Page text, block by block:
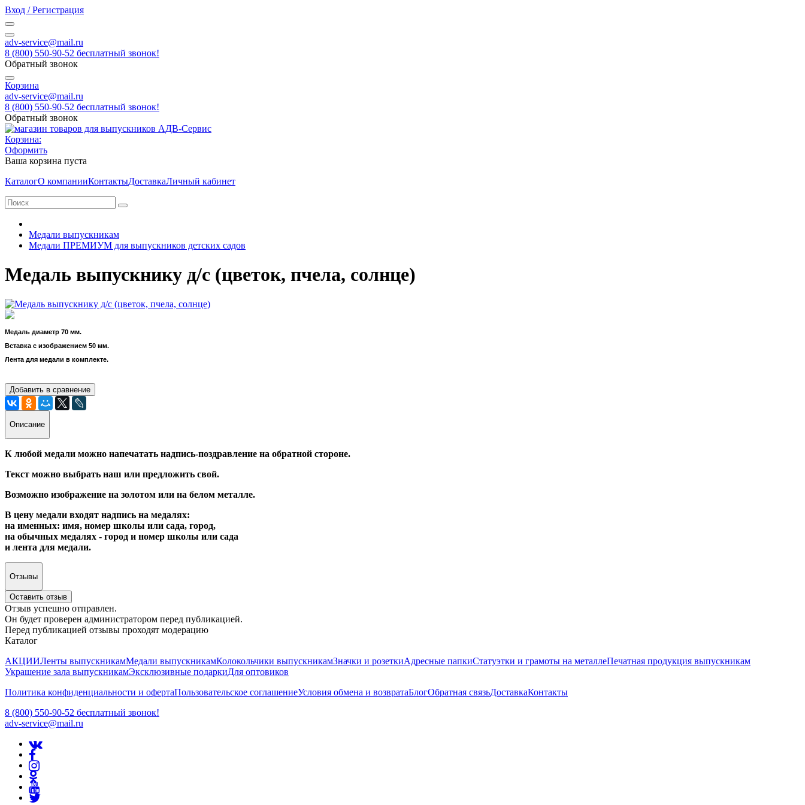
Вход / Регистрация
adv-service@mail.ru
8 (800) 550-90-52 бесплатный звонок!
Обратный звонок
Корзина
adv-service@mail.ru
8 (800) 550-90-52 бесплатный звонок!
Обратный звонок
Корзина:
Оформить
Ваша корзина пуста
КаталогО компанииКонтактыДоставкаЛичный кабинет
Медали выпускникам
Медали ПРЕМИУМ для выпускников детских садов
Медаль выпускнику д/с (цветок, пчела, солнце)
Медаль диаметр 70 мм.
Вставка с изображением 50 мм.
Лента для медали в комплекте.
Добавить в сравнение
Описание
К любой медали можно напечатать надпись-поздравление на обратной стороне.
Текст можно выбрать наш или предложить свой.
Возможно изображение на золотом или на белом металле.
В цену медали входят надпись на медалях:
на именных: имя, номер школы или сада, город,
на обычных медалях - город и номер школы или сада
и лента для медали.
Отзывы
Оставить отзыв
Отзыв успешно отправлен.
Он будет проверен администратором перед публикацией.
Перед публикацией отзывы проходят модерацию
Каталог
АКЦИИЛенты выпускникамМедали выпускникамКолокольчики выпускникамЗначки и розеткиАдресные папкиСтатуэтки и грамоты на металлеПечатная продукция выпускникам
Украшение зала выпускникамЭксклюзивные подаркиДля оптовиков
Политика конфиденциальности и офертаПользовательское соглашениеУсловия обмена и возвратаБлогОбратная связьДоставкаКонтакты
8 (800) 550-90-52 бесплатный звонок!
adv-service@mail.ru